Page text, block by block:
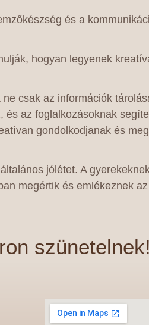
és a
hogyan legyenek
csak az információk
és az foglalkozásoknak
gondolkodjanak és
jólétet. A
megértik és emlékeznek
szünetelnek!